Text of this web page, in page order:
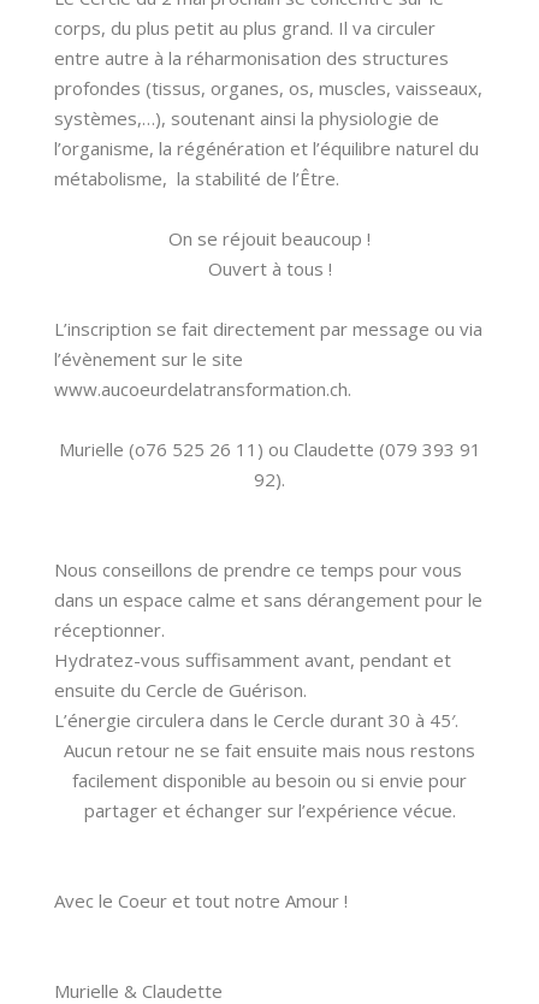
corps, du plus petit au plus grand. Il va circuler
entre autre à la réharmonisation des structures
profondes (tissus, organes, os, muscles, vaisseaux,
systèmes,…), soutenant ainsi la physiologie de
l’organisme, la régénération et l’équilibre naturel du
métabolisme, la stabilité de l’Être.
On se réjouit beaucoup !
Ouvert à tous !
L’inscription se fait directement par message ou via
l’évènement sur le site
www.aucoeurdelatransformation.ch.
Murielle (o76 525 26 11) ou Claudette (079 393 91
92).
Nous conseillons de prendre ce temps pour vous
dans un espace calme et sans dérangement pour le
réceptionner.
Hydratez-vous suffisamment avant, pendant et
ensuite du Cercle de Guérison.
L’énergie circulera dans le Cercle durant 30 à 45′.
Aucun retour ne se fait ensuite mais nous restons
facilement disponible au besoin ou si envie pour
partager et échanger sur l’expérience vécue.
Avec le Coeur et tout notre Amour !
Murielle & Claudette